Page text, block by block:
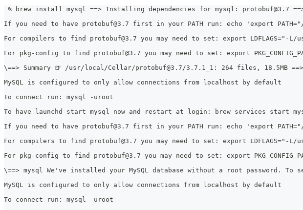
% brew install mysql ==> Installing dependencies for mysql: protobuf@3.7
If you need to have protobuf@3.7 first in your PATH run: echo 'export
For compilers to find protobuf@3.7 you may need to set: export LDFLAGS="-
For pkg-config to find protobuf@3.7 you may need to set: export
\==> Summary 🍺 /usr/local/Cellar/protobuf@3.7/3.7.1_1: 264 files, 18.5MB
MySQL is configured to only allow connections from localhost by default
To connect run: mysql -uroot
To have launchd start mysql now and restart at login: brew services start
If you need to have protobuf@3.7 first in your PATH run: echo 'export
For compilers to find protobuf@3.7 you may need to set: export LDFLAGS="-
For pkg-config to find protobuf@3.7 you may need to set: export
\==> mysql We've installed your MySQL database without a root password.
MySQL is configured to only allow connections from localhost by default
To connect run: mysql -uroot